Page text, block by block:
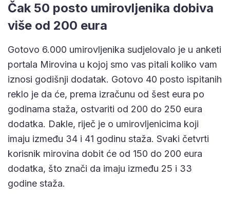
Čak 50 posto umirovljenika dobiva
više od 200 eura
Gotovo 6.000 umirovljenika sudjelovalo je u anketi
portala Mirovina u kojoj smo vas pitali koliko vam
iznosi godišnji dodatak. Gotovo 40 posto ispitanih
reklo je da će, prema izračunu od šest eura po
godinama staža, ostvariti od 200 do 250 eura
dodatka. Dakle, riječ je o umirovljenicima koji
imaju između 34 i 41 godinu staža. Svaki četvrti
korisnik mirovina dobit će od 150 do 200 eura
dodatka, što znači da imaju između 25 i 33
godine staža.